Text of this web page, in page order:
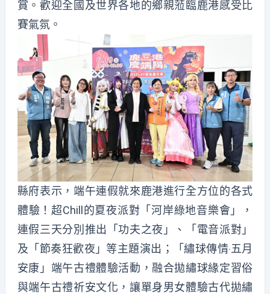
賞。歡迎全國及世界各地的鄉親蒞臨鹿港感受比
賽氣氛。
縣府表示，端午連假就來鹿港進行全方位的各式
體驗！超Chill的夏夜派對「河岸綠地音樂會」，
連假三天分別推出「功夫之夜」、「電音派對」
及「節奏狂歡夜」等主題演出；「繡球傳情‧五月
安康」端午古禮體驗活動，融合拋繡球緣定習俗
與端午古禮祈安文化，讓單身男女體驗古代拋繡